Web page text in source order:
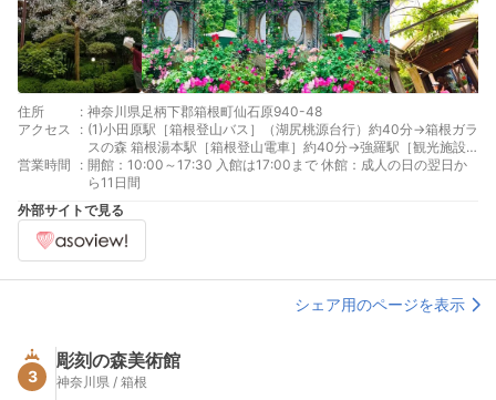
住所 : 神奈川県足柄下郡箱根町仙石原940-48
アクセス
: (1)小田原駅［箱根登山バス］（湖尻桃源台行）約40分→箱根ガラ
スの森 箱根湯本駅［箱根登山電車］約40分→強羅駅［観光施設
めぐりバス］（S又はM路線） 約20分→箱根ガラスの森 または箱
根湯本駅［箱根登山バス］（湖尻桃源台行）約30分
営業時間 : 開館：10:00～17:30 入館は17:00まで 休館：成人の日の翌日か
ら11日間
外部サイトで見る
シェア用のページを表示
3
彫刻の森美術館
神奈川県 / 箱根